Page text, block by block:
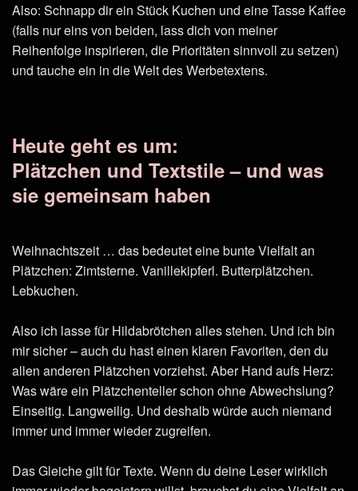
Also: Schnapp dir ein Stück Kuchen und eine Tasse Kaffee
(falls nur eins von beiden, lass dich von meiner
Reihenfolge inspirieren, die Prioritäten sinnvoll zu setzen)
und tauche ein in die Welt des Werbetextens.
Heute geht es um:
Plätzchen und Textstile – und was
sie gemeinsam haben
Weihnachtszeit … das bedeutet eine bunte Vielfalt an
Plätzchen: Zimtsterne. Vanillekipferl. Butterplätzchen.
Lebkuchen.
Also ich lasse für Hildabrötchen alles stehen. Und ich bin
mir sicher – auch du hast einen klaren Favoriten, den du
allen anderen Plätzchen vorziehst. Aber Hand aufs Herz:
Was wäre ein Plätzchenteller schon ohne Abwechslung?
Einseitig. Langweilig. Und deshalb würde auch niemand
immer und immer wieder zugreifen.
Das Gleiche gilt für Texte. Wenn du deine Leser wirklich